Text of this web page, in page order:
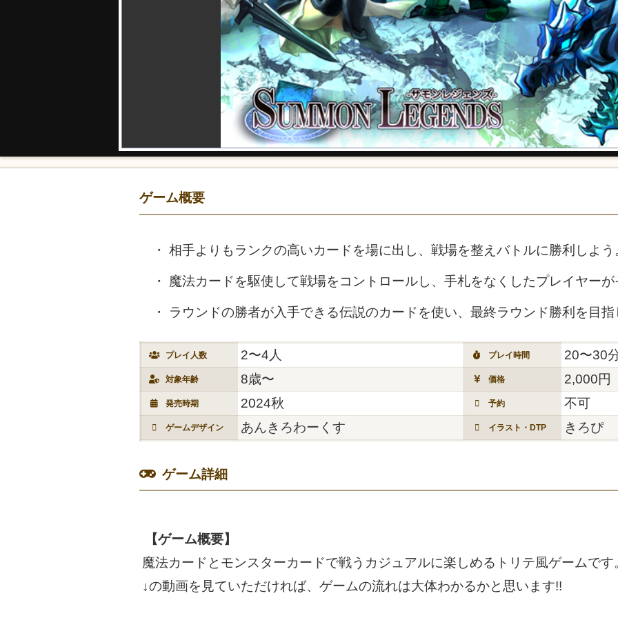
ゲーム概要
相手よりもランクの高いカードを場に出し、戦場を整えバトルに勝利しよう
魔法カードを駆使して戦場をコントロールし、手札をなくしたプレイヤーが
ラウンドの勝者が入手できる伝説のカードを使い、最終ラウンド勝利を目指
プレイ人数 2〜4人 プレイ時間 20〜30
対象年齢 8歳〜 価格 2,000円
発売時期 2024秋 予約 不可
ゲームデザイン あんきろわーくす イラスト・DTP きろぴ
ゲーム詳細
【ゲーム概要】
魔法カードとモンスターカードで戦うカジュアルに楽しめるトリテ風ゲームです
↓の動画を見ていただければ、ゲームの流れは大体わかるかと思います!!